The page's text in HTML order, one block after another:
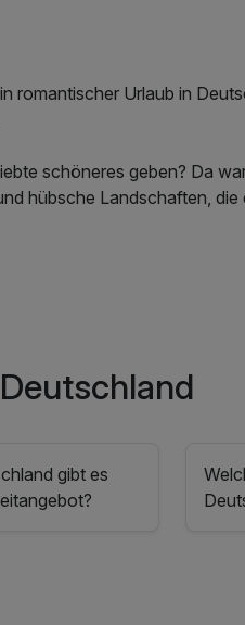
romantischer Urlaub in
schöneres geben? Da
hübsche Landschaften, die
gibt es